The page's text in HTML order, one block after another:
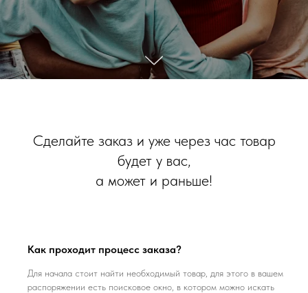
Сделайте заказ и уже через час товар
будет у вас,
а может и раньше!
Как проходит процесс заказа?
Для начала стоит найти необходимый товар, для этого в вашем
распоряжении есть поисковое окно, в котором можно искать